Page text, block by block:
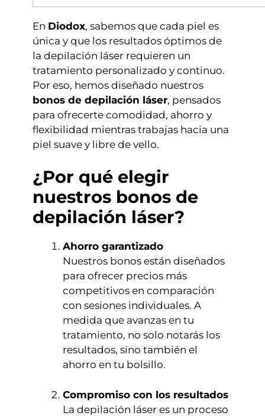
En Diodox, sabemos que cada piel es
única y que los resultados óptimos de
la depilación láser requieren un
tratamiento personalizado y continuo.
Por eso, hemos diseñado nuestros
bonos de depilación láser, pensados
para ofrecerte comodidad, ahorro y
flexibilidad mientras trabajas hacia una
piel suave y libre de vello.
¿Por qué elegir
nuestros bonos de
depilación láser?
Ahorro garantizado
Nuestros bonos están diseñados
para ofrecer precios más
competitivos en comparación
con sesiones individuales. A
medida que avanzas en tu
tratamiento, no solo notarás los
resultados, sino también el
ahorro en tu bolsillo.
Compromiso con los resultados
La depilación láser es un proceso